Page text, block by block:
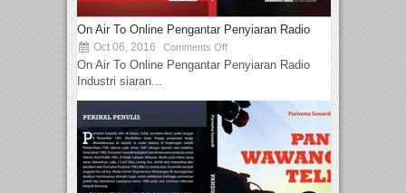
On Air To Online Pengantar Penyiaran Radio
Oct 06, 2016 Comments Off
On Air To Online Pengantar Penyiaran Radio
Industri siaran...